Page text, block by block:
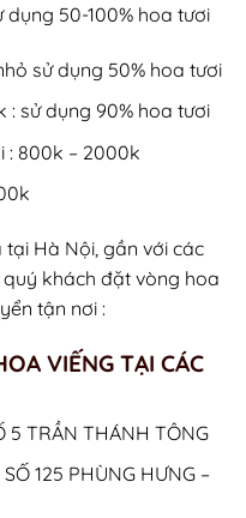
50-100% hoa tươi
sử dụng 50% hoa tươi
sử dụng 90% hoa tươi
: 800k – 2000k
Hà Nội, gần với các
khách đặt vòng hoa
tận nơi :
VIẾNG TẠI CÁC
5 TRẦN THÁNH TÔNG
125 PHÙNG HƯNG –